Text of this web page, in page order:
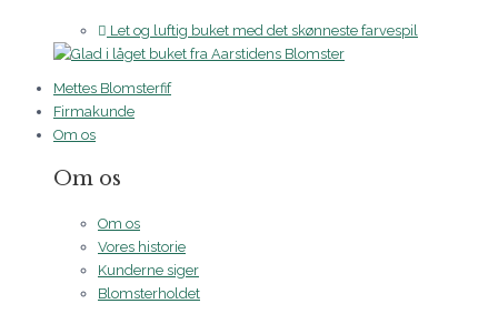
Let og luftig buket med det skønneste farvespil
Mettes Blomsterfif
Firmakunde
Om os
Om os
Om os
Vores historie
Kunderne siger
Blomsterholdet